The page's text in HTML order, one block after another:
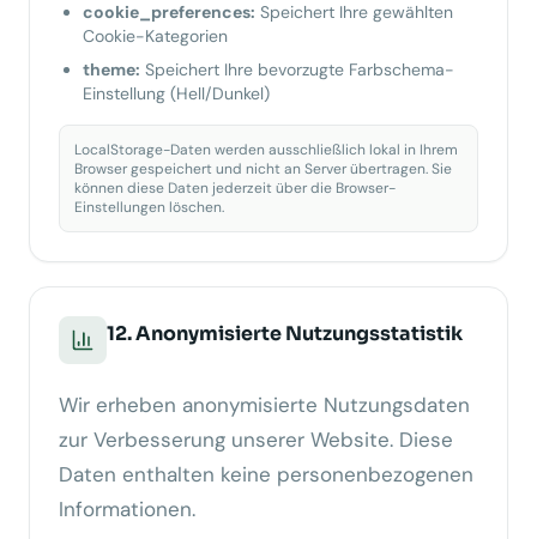
cookie_preferences: Speichert Ihre gewählten
Cookie-Kategorien
theme: Speichert Ihre bevorzugte Farbschema-
Einstellung (Hell/Dunkel)
LocalStorage-Daten werden ausschließlich lokal in Ihrem
Browser gespeichert und nicht an Server übertragen. Sie
können diese Daten jederzeit über die Browser-
Einstellungen löschen.
12. Anonymisierte Nutzungsstatistik
Wir erheben anonymisierte Nutzungsdaten
zur Verbesserung unserer Website. Diese
Daten enthalten keine personenbezogenen
Informationen.